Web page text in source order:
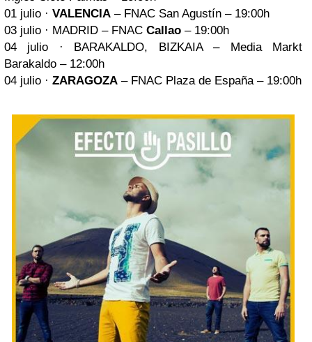
01 julio · VALENCIA – FNAC San Agustín – 19:00h
03 julio · MADRID – FNAC Callao – 19:00h
04 julio · BARAKALDO, BIZKAIA – Media Markt
Barakaldo – 12:00h
04 julio · ZARAGOZA – FNAC Plaza de España – 19:00h